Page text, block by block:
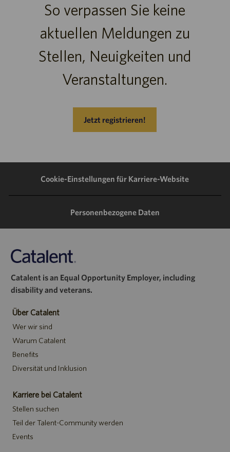
So verpassen Sie keine
aktuellen Meldungen zu
Stellen, Neuigkeiten und
Veranstaltungen.
Jetzt registrieren!
Cookie-Einstellungen für Karriere-Website
Personenbezogene Daten
Catalent is an Equal Opportunity Employer, including
disability and veterans.
Über Catalent
Wer wir sind
Warum Catalent
Benefits
Diversität und Inklusion
Karriere bei Catalent
Stellen suchen
Teil der Talent-Community werden
Events